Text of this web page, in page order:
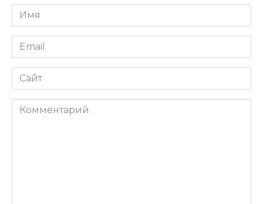
Имя
*
Email
*
Сайт
Комментарий